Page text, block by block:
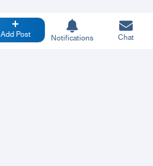
Add Post Notifications Chat